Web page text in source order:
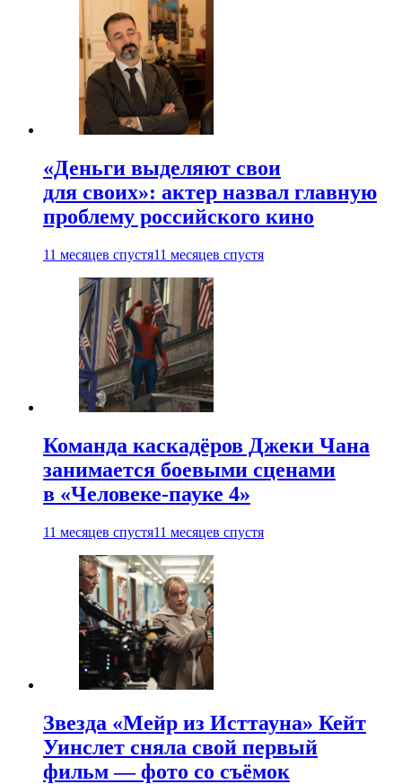
«Деньги выделяют свои
для своих»: актер назвал главную
проблему российского кино
11 месяцев спустя11 месяцев спустя
Команда каскадёров Джеки Чана
занимается боевыми сценами
в «Человеке-пауке 4»
11 месяцев спустя11 месяцев спустя
Звезда «Мейр из Исттауна» Кейт
Уинслет сняла свой первый
фильм — фото со съёмок